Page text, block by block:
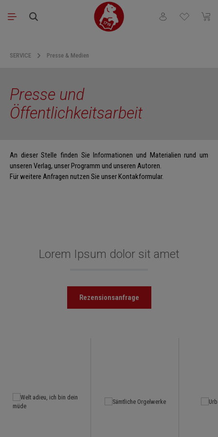
Zum Hauptinhalt springen
Du hast 0
SERVICE Presse & Medien
Presse und
Öffentlichkeitsarbeit
An dieser Stelle finden Sie Informationen und Materialien rund um
unseren Verlag, unser Programm und unseren Autoren.
Für weitere Anfragen nutzen Sie unser Kontakformular.
Lorem Ipsum dolor sit amet
Rezensionsanfrage